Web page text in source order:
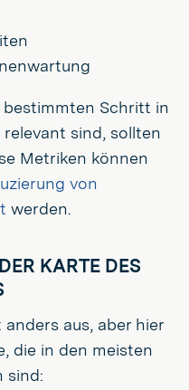
bestimmten Schritt in
sind, sollten
Metriken können
von
werden.
KARTE DES
aus, aber hier
die in den meisten
sind: